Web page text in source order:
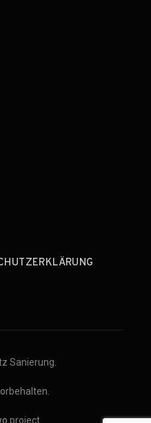
Sanierung.
project